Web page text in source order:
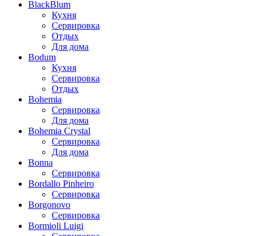
BlackBlum
Кухня
Сервировка
Отдых
Для дома
Bodum
Кухня
Сервировка
Отдых
Bohemia
Сервировка
Для дома
Bohemia Crystal
Сервировка
Для дома
Bonna
Сервировка
Bordallo Pinheiro
Сервировка
Borgonovo
Сервировка
Bormioli Luigi